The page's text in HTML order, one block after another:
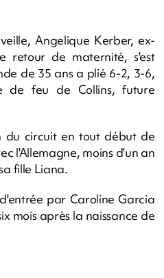
Angelique Kerber, ex-
retour de maternité, s'est
de 35 ans a plié 6-2, 3-6,
de feu de Collins, future
du circuit en tout début de
l'Allemagne, moins d'un an
fille Liana.
par Caroline Garcia
mois après la naissance de